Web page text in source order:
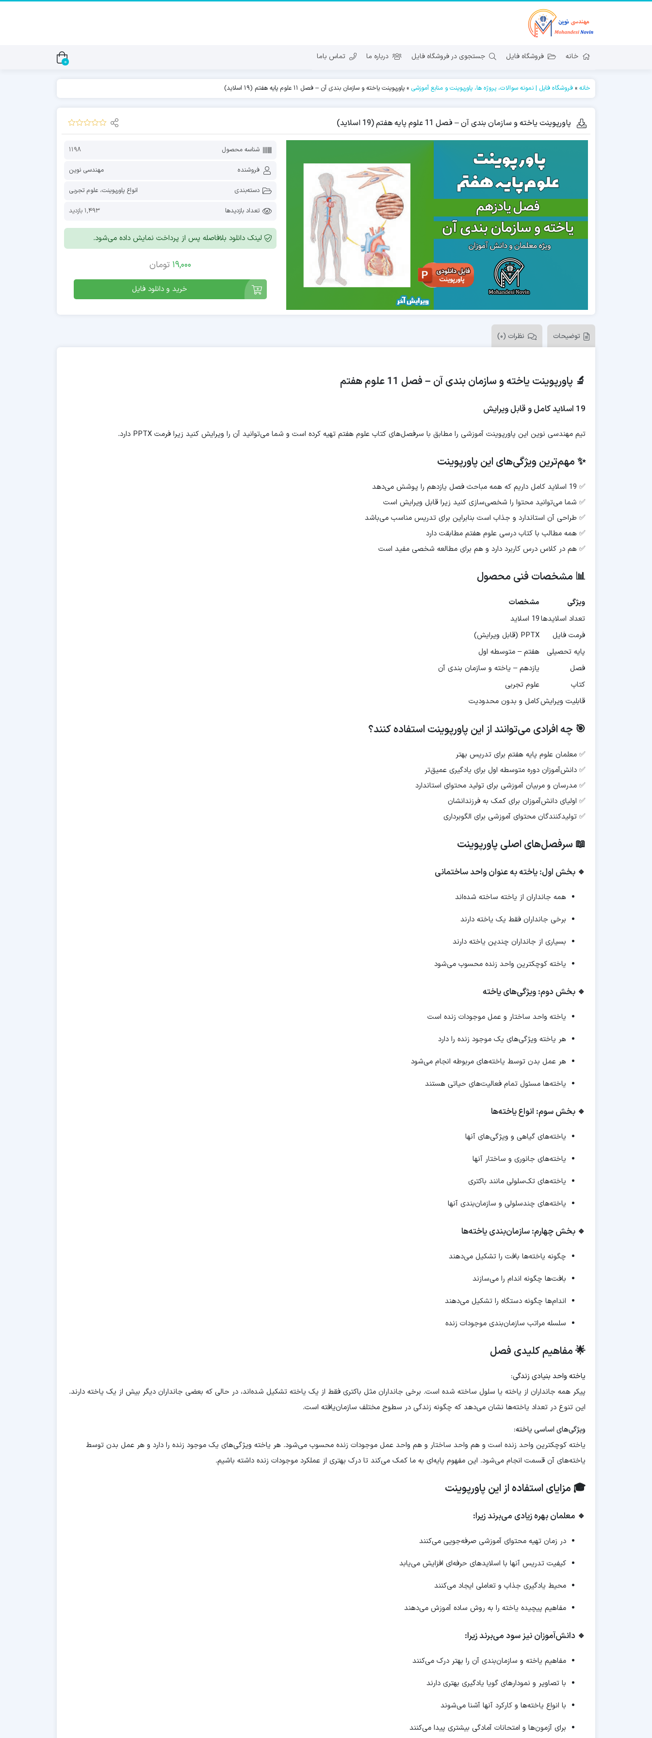
خانه فروشگاه فایل جستجوی در فروشگاه فایل درباره ما تماس باما
0
خانه » فروشگاه فایل | نمونه سوالات، پروژه ها، پاورپوینت و منابع آموزشی » پاورپوینت یاخته و سازمان بندی آن – فصل 11 علوم پایه هفتم (19 اسلاید)
پاورپوینت یاخته و سازمان بندی آن – فصل 11 علوم پایه هفتم (19 اسلاید)
شناسه محصول 1198
فروشنده مهندسی نوین
دسته‌بندی انواع پاورپوینت، علوم تجربی
تعداد بازدیدها 1,493 بازدید
لینک دانلود بلافاصله پس از پرداخت نمایش داده می‌شود.
19,000 تومان
خرید و دانلود فایل
توضیحات نظرات (0)
🔬 پاورپوینت یاخته و سازمان بندی آن – فصل 11 علوم هفتم
19 اسلاید کامل و قابل ویرایش
تیم مهندسی نوین این پاورپوینت آموزشی را مطابق با سرفصل‌های کتاب علوم هفتم تهیه کرده است و شما می‌توانید آن را ویرایش کنید زیرا فرمت PPTX دارد.
✨ مهم‌ترین ویژگی‌های این پاورپوینت
✅ 19 اسلاید کامل داریم که همه مباحث فصل یازدهم را پوشش می‌دهد
✅ شما می‌توانید محتوا را شخصی‌سازی کنید زیرا قابل ویرایش است
✅ طراحی آن استاندارد و جذاب است بنابراین برای تدریس مناسب می‌باشد
✅ همه مطالب با کتاب درسی علوم هفتم مطابقت دارد
✅ هم در کلاس درس کاربرد دارد و هم برای مطالعه شخصی مفید است
📊 مشخصات فنی محصول
ویژگی
مشخصات
تعداد اسلایدها19 اسلاید
فرمت فایل
PPTX (قابل ویرایش)
پایه تحصیلی
هفتم – متوسطه اول
فصل
یازدهم – یاخته و سازمان بندی آن
کتاب
علوم تجربی
قابلیت ویرایشکامل و بدون محدودیت
🎯 چه افرادی می‌توانند از این پاورپوینت استفاده کنند؟
✅ معلمان علوم پایه هفتم برای تدریس بهتر
✅ دانش‌آموزان دوره متوسطه اول برای یادگیری عمیق‌تر
✅ مدرسان و مربیان آموزشی برای تولید محتوای استاندارد
✅ اولیای دانش‌آموزان برای کمک به فرزندانشان
✅ تولیدکنندگان محتوای آموزشی برای الگوبرداری
📖 سرفصل‌های اصلی پاورپوینت
🔹 بخش اول: یاخته به عنوان واحد ساختمانی
همه جانداران از یاخته ساخته شده‌اند
برخی جانداران فقط یک یاخته دارند
بسیاری از جانداران چندین یاخته دارند
یاخته کوچکترین واحد زنده محسوب می‌شود
🔹 بخش دوم: ویژگی‌های یاخته
یاخته واحد ساختار و عمل موجودات زنده است
هر یاخته ویژگی‌های یک موجود زنده را دارد
هر عمل بدن توسط یاخته‌های مربوطه انجام می‌شود
یاخته‌ها مسئول تمام فعالیت‌های حیاتی هستند
🔹 بخش سوم: انواع یاخته‌ها
یاخته‌های گیاهی و ویژگی‌های آنها
یاخته‌های جانوری و ساختار آنها
یاخته‌های تک‌سلولی مانند باکتری
یاخته‌های چندسلولی و سازمان‌بندی آنها
🔹 بخش چهارم: سازمان‌بندی یاخته‌ها
چگونه یاخته‌ها بافت را تشکیل می‌دهند
بافت‌ها چگونه اندام را می‌سازند
اندام‌ها چگونه دستگاه را تشکیل می‌دهند
سلسله مراتب سازمان‌بندی موجودات زنده
🌟 مفاهیم کلیدی فصل
یاخته واحد بنیادی زندگی:
پیکر همه جانداران از یاخته یا سلول ساخته شده است. برخی جانداران مثل باکتری فقط از یک یاخته تشکیل شده‌اند، در حالی که بعضی جانداران دیگر بیش از یک یاخته دارند.
این تنوع در تعداد یاخته‌ها نشان می‌دهد که چگونه زندگی در سطوح مختلف سازمان‌یافته است.
ویژگی‌های اساسی یاخته:
یاخته کوچکترین واحد زنده است و هم واحد ساختار و هم واحد عمل موجودات زنده محسوب می‌شود. هر یاخته ویژگی‌های یک موجود زنده را دارد و هر عمل بدن توسط
یاخته‌های آن قسمت انجام می‌شود. این مفهوم پایه‌ای به ما کمک می‌کند تا درک بهتری از عملکرد موجودات زنده داشته باشیم.
🎓 مزایای استفاده از این پاورپوینت
🔹 معلمان بهره زیادی می‌برند زیرا:
در زمان تهیه محتوای آموزشی صرفه‌جویی می‌کنند
کیفیت تدریس آنها با اسلایدهای حرفه‌ای افزایش می‌یابد
محیط یادگیری جذاب و تعاملی ایجاد می‌کنند
مفاهیم پیچیده یاخته را به روش ساده آموزش می‌دهند
🔹 دانش‌آموزان نیز سود می‌برند زیرا:
مفاهیم یاخته و سازمان‌بندی آن را بهتر درک می‌کنند
با تصاویر و نمودارهای گویا یادگیری بهتری دارند
با انواع یاخته‌ها و کارکرد آنها آشنا می‌شوند
برای آزمون‌ها و امتحانات آمادگی بیشتری پیدا می‌کنند